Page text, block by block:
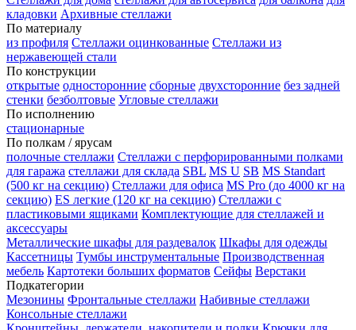
кладовки Архивные стеллажи
По материалу
из профиля Стеллажи оцинкованные Стеллажи из
нержавеющей стали
По конструкции
открытые односторонние сборные двухсторонние без задней
стенки безболтовые Угловые стеллажи
По исполнению
стационарные
По полкам / ярусам
полочные стеллажи Стеллажи с перфорированными полками
для гаража стеллажи для склада SBL MS U SB MS Standart
(500 кг на секцию) Стеллажи для офиса MS Pro (до 4000 кг на
секцию) ES легкие (120 кг на секцию) Стеллажи с
пластиковыми ящиками Комплектующие для стеллажей и
аксессуары
Металлические шкафы для раздевалок Шкафы для одежды
Кассетницы Тумбы инструментальные Производственная
мебель Картотеки больших форматов Сейфы Верстаки
Подкатегории
Мезонины Фронтальные стеллажи Набивные стеллажи
Консольные стеллажи